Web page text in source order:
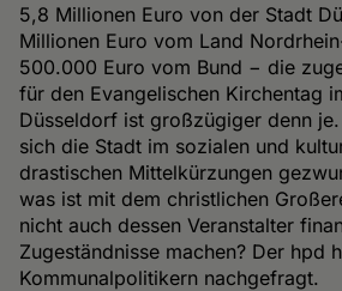
5,8 Millionen Euro von der Stadt
Millionen Euro vom Land
500.000 Euro vom Bund − die
für den Evangelischen Kirchentag
Düsseldorf ist großzügiger denn
sich die Stadt im sozialen und
drastischen Mittelkürzungen
was ist mit dem christlichen
nicht auch dessen Veranstalter
Zugeständnisse machen? Der hpd
Kommunalpolitikern nachgefragt.